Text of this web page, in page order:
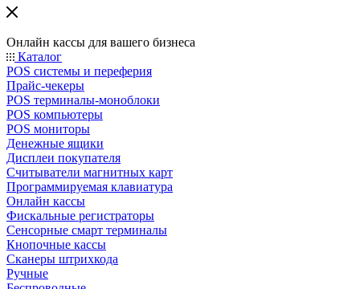
Онлайн кассы для вашего бизнеса
Каталог
POS системы и переферия
Прайс-чекеры
POS терминалы-моноблоки
POS компьютеры
POS мониторы
Денежные ящики
Дисплеи покупателя
Считыватели магнитных карт
Программируемая клавиатура
Онлайн кассы
Фискальные регистраторы
Сенсорные смарт терминалы
Кнопочные кассы
Сканеры штрихкода
Ручные